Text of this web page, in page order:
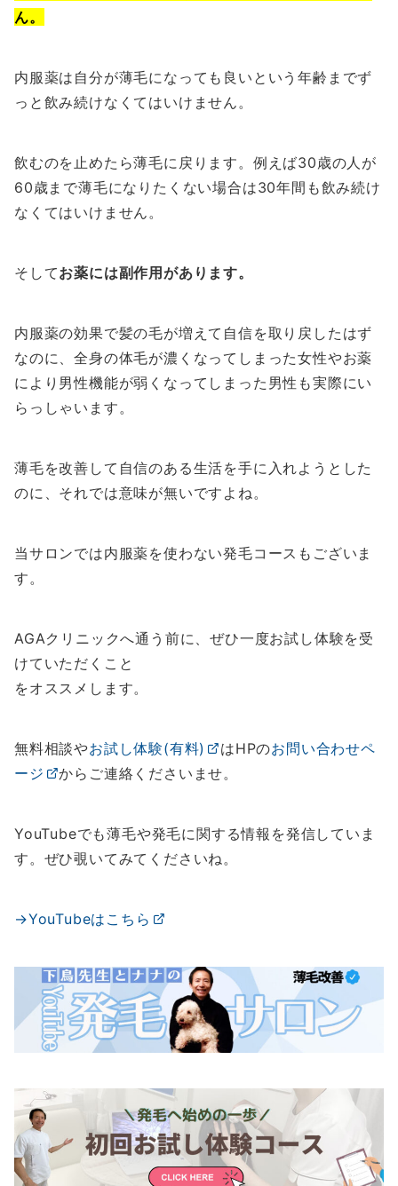
ん。
内服薬は自分が薄毛になっても良いという年齢までず
っと飲み続けなくてはいけません。
飲むのを止めたら薄毛に戻ります。例えば30歳の人が
60歳まで薄毛になりたくない場合は30年間も飲み続け
なくてはいけません。
そしてお薬には副作用があります。
内服薬の効果で髪の毛が増えて自信を取り戻したはず
なのに、全身の体毛が濃くなってしまった女性やお薬
により男性機能が弱くなってしまった男性も実際にい
らっしゃいます。
薄毛を改善して自信のある生活を手に入れようとした
のに、それでは意味が無いですよね。
当サロンでは内服薬を使わない発毛コースもございま
す。
AGAクリニックへ通う前に、ぜひ一度お試し体験を受
けていただくこと
をオススメします。
無料相談やお試し体験(有料) はHPのお問い合わせペ
ージ
からご連絡くださいませ。
YouTubeでも薄毛や発毛に関する情報を発信していま
す。ぜひ覗いてみてくださいね。
→YouTubeはこちら